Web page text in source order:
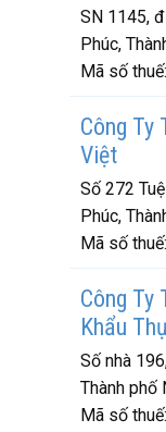
SN 1145,
Phúc,
Mã số thuế:
Công Ty
Việt
Số 272
Phúc,
Mã số thuế:
Công Ty
Khẩu
Số nhà
Thành phố
Mã số thuế: